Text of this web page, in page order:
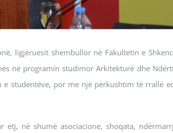
ligjëruesit shembullor në Fakultetin e
në programin studimor Arkitekturë dhe
studentëve, por me një përkushtim të rrallë
në shumë asociacione, shoqata,